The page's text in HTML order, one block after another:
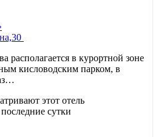
располагается в курортной зоне
кисловодским парком, в
этот отель
сутки